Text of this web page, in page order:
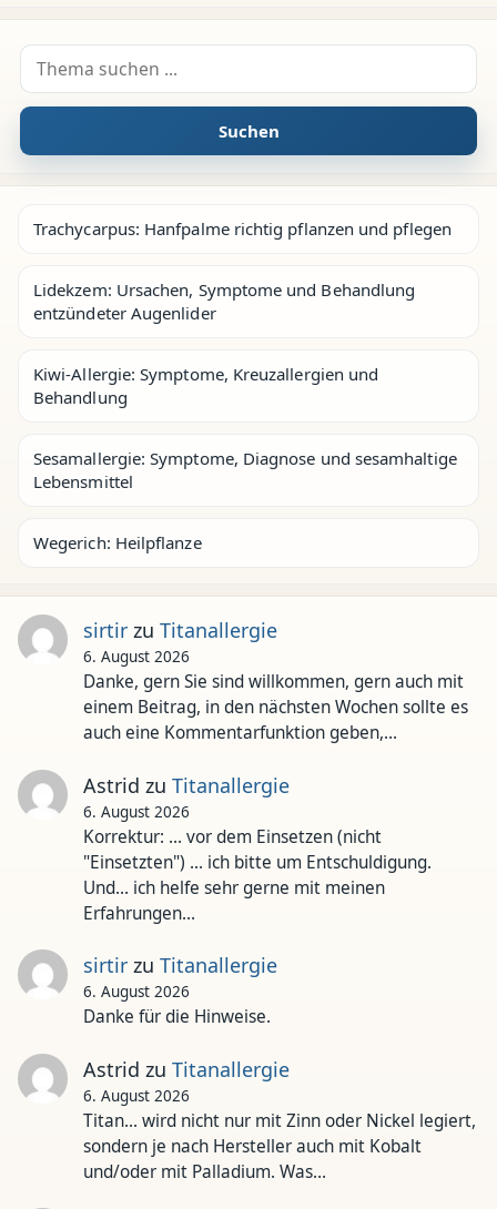
Suche nach:
Suchen
Trachycarpus: Hanfpalme richtig pflanzen und pflegen
Lidekzem: Ursachen, Symptome und Behandlung
entzündeter Augenlider
Kiwi-Allergie: Symptome, Kreuzallergien und
Behandlung
Sesamallergie: Symptome, Diagnose und sesamhaltige
Lebensmittel
Wegerich: Heilpflanze
sirtirzu Titanallergie
6. August 2026
Danke, gern Sie sind willkommen, gern auch mit
einem Beitrag, in den nächsten Wochen sollte es
auch eine Kommentarfunktion geben,…
Astrid zu Titanallergie
6. August 2026
Korrektur: ... vor dem Einsetzen (nicht
"Einsetzten") ... ich bitte um Entschuldigung.
Und... ich helfe sehr gerne mit meinen
Erfahrungen…
sirtirzu Titanallergie
6. August 2026
Danke für die Hinweise.
Astrid zu Titanallergie
6. August 2026
Titan... wird nicht nur mit Zinn oder Nickel legiert,
sondern je nach Hersteller auch mit Kobalt
und/oder mit Palladium. Was…